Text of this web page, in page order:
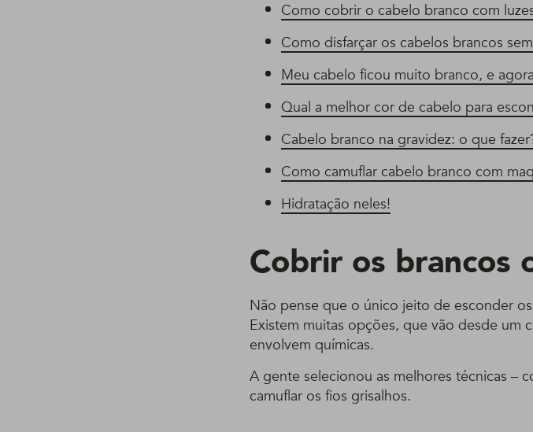
Como cobrir o cabelo branco com
Como disfarçar os cabelos brancos
Meu cabelo ficou muito branco, e
Qual a melhor cor de cabelo para
Cabelo branco na gravidez: o que
Como camuflar cabelo branco com
Hidratação neles!
Cobrir os brancos
Não pense que o único jeito de esconder
Existem muitas opções, que vão desde um
envolvem químicas.
A gente selecionou as melhores técnicas –
camuflar os fios grisalhos.